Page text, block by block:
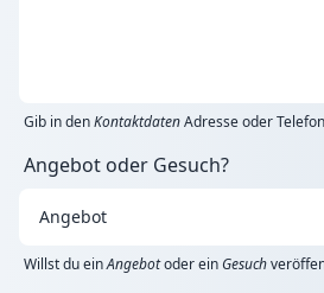
Gib in denKontaktdatenAdresse oder
Angebot oder Gesuch?
Willst du einAngebotoder einGesuch